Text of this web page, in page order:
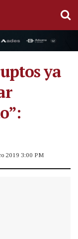
ya
2019 3:00 PM